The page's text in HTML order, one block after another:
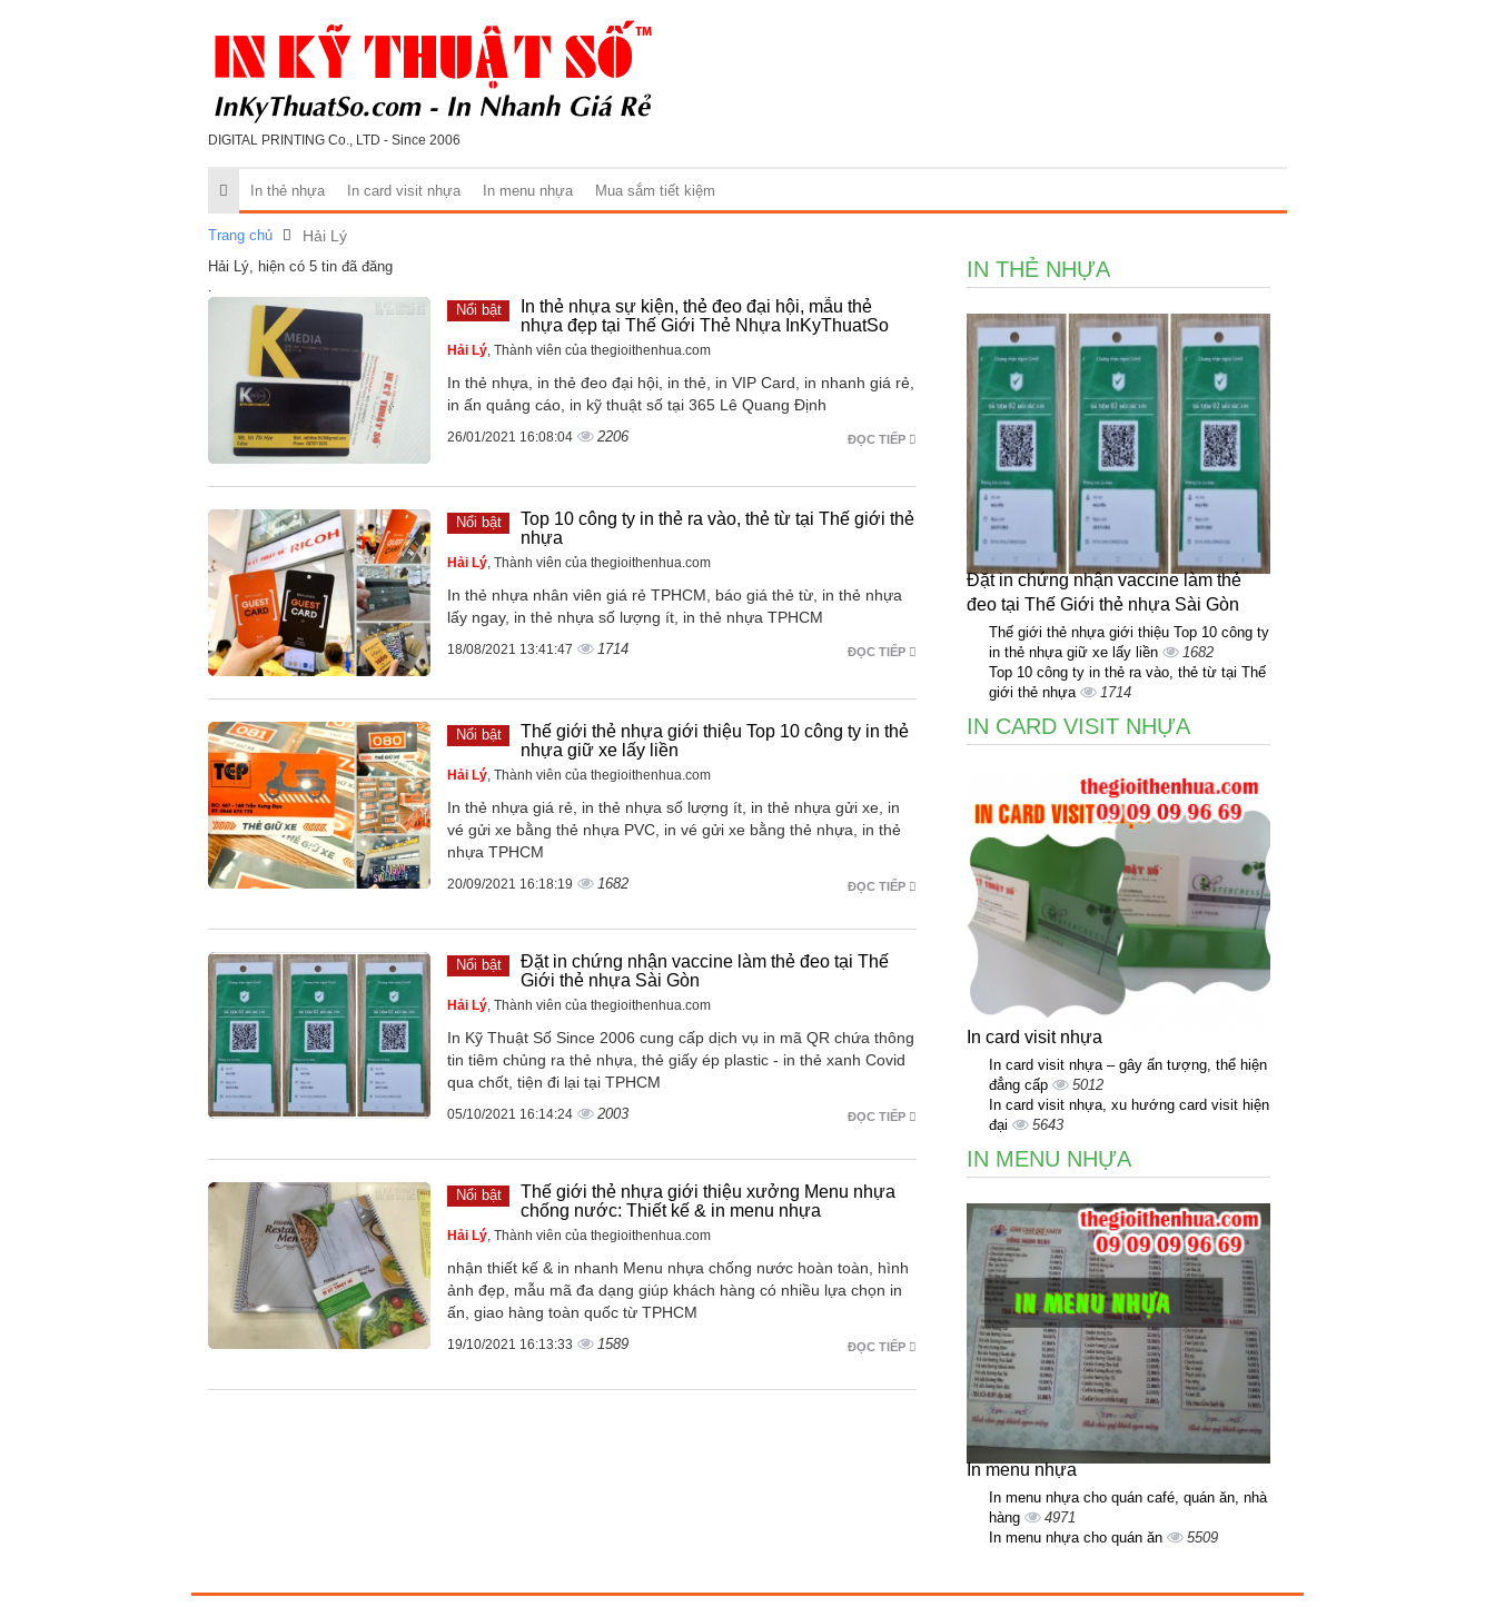
DIGITAL PRINTING Co., LTD - Since 2006
In thẻ nhựa In card visit nhựa In menu nhựa Mua sắm tiết kiệm
Trang chủ Hải Lý
Hải Lý, hiện có 5 tin đã đăng
Nổi bật
In thẻ nhựa sự kiện, thẻ đeo đại hội, mẫu thẻ
nhựa đẹp tại Thế Giới Thẻ Nhựa InKyThuatSo
Hải Lý , Thành viên của thegioithenhua.com
In thẻ nhựa, in thẻ đeo đại hội, in thẻ, in VIP Card, in nhanh giá rẻ,
in ấn quảng cáo, in kỹ thuật số tại 365 Lê Quang Định
ĐỌC TIẾP
26/01/2021 16:08:04 2206
Nổi bật
Top 10 công ty in thẻ ra vào, thẻ từ tại Thế giới thẻ
nhựa
Hải Lý , Thành viên của thegioithenhua.com
In thẻ nhựa nhân viên giá rẻ TPHCM, báo giá thẻ từ, in thẻ nhựa
lấy ngay, in thẻ nhựa số lượng ít, in thẻ nhựa TPHCM
ĐỌC TIẾP
18/08/2021 13:41:47 1714
Nổi bật
Thế giới thẻ nhựa giới thiệu Top 10 công ty in thẻ
nhựa giữ xe lấy liền
Hải Lý , Thành viên của thegioithenhua.com
In thẻ nhựa giá rẻ, in thẻ nhựa số lượng ít, in thẻ nhựa gửi xe, in
vé gửi xe bằng thẻ nhựa PVC, in vé gửi xe bằng thẻ nhựa, in thẻ
nhựa TPHCM
ĐỌC TIẾP
20/09/2021 16:18:19 1682
Nổi bật
Đặt in chứng nhận vaccine làm thẻ đeo tại Thế
Giới thẻ nhựa Sài Gòn
Hải Lý , Thành viên của thegioithenhua.com
In Kỹ Thuật Số Since 2006 cung cấp dịch vụ in mã QR chứa thông
tin tiêm chủng ra thẻ nhựa, thẻ giấy ép plastic - in thẻ xanh Covid
qua chốt, tiện đi lại tại TPHCM
ĐỌC TIẾP
05/10/2021 16:14:24 2003
Nổi bật
Thế giới thẻ nhựa giới thiệu xưởng Menu nhựa
chống nước: Thiết kế & in menu nhựa
Hải Lý , Thành viên của thegioithenhua.com
nhận thiết kế & in nhanh Menu nhựa chống nước hoàn toàn, hình
ảnh đẹp, mẫu mã đa dạng giúp khách hàng có nhiều lựa chọn in
ấn, giao hàng toàn quốc từ TPHCM
ĐỌC TIẾP
19/10/2021 16:13:33 1589
IN THẺ NHỰA
Đặt in chứng nhận vaccine làm thẻ
đeo tại Thế Giới thẻ nhựa Sài Gòn
Thế giới thẻ nhựa giới thiệu Top 10 công ty
in thẻ nhựa giữ xe lấy liền
1682
Top 10 công ty in thẻ ra vào, thẻ từ tại Thế
giới thẻ nhựa
1714
IN CARD VISIT NHỰA
In card visit nhựa
In card visit nhựa – gây ấn tượng, thể hiện
đẳng cấp
5012
In card visit nhựa, xu hướng card visit hiện
đại
5643
IN MENU NHỰA
In menu nhựa
In menu nhựa cho quán café, quán ăn, nhà
hàng
4971
In menu nhựa cho quán ăn
5509